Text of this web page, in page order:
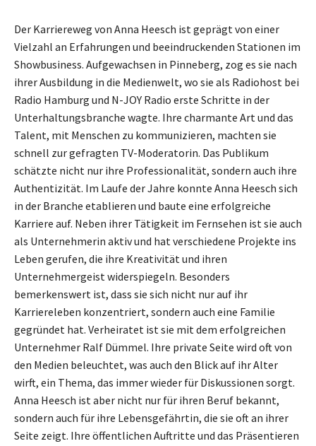
Der Karriereweg von Anna Heesch ist geprägt von einer
Vielzahl an Erfahrungen und beeindruckenden Stationen im
Showbusiness. Aufgewachsen in Pinneberg, zog es sie nach
ihrer Ausbildung in die Medienwelt, wo sie als Radiohost bei
Radio Hamburg und N-JOY Radio erste Schritte in der
Unterhaltungsbranche wagte. Ihre charmante Art und das
Talent, mit Menschen zu kommunizieren, machten sie
schnell zur gefragten TV-Moderatorin. Das Publikum
schätzte nicht nur ihre Professionalität, sondern auch ihre
Authentizität. Im Laufe der Jahre konnte Anna Heesch sich
in der Branche etablieren und baute eine erfolgreiche
Karriere auf. Neben ihrer Tätigkeit im Fernsehen ist sie auch
als Unternehmerin aktiv und hat verschiedene Projekte ins
Leben gerufen, die ihre Kreativität und ihren
Unternehmergeist widerspiegeln. Besonders
bemerkenswert ist, dass sie sich nicht nur auf ihr
Karriereleben konzentriert, sondern auch eine Familie
gegründet hat. Verheiratet ist sie mit dem erfolgreichen
Unternehmer Ralf Dümmel. Ihre private Seite wird oft von
den Medien beleuchtet, was auch den Blick auf ihr Alter
wirft, ein Thema, das immer wieder für Diskussionen sorgt.
Anna Heesch ist aber nicht nur für ihren Beruf bekannt,
sondern auch für ihre Lebensgefährtin, die sie oft an ihrer
Seite zeigt. Ihre öffentlichen Auftritte und das Präsentieren